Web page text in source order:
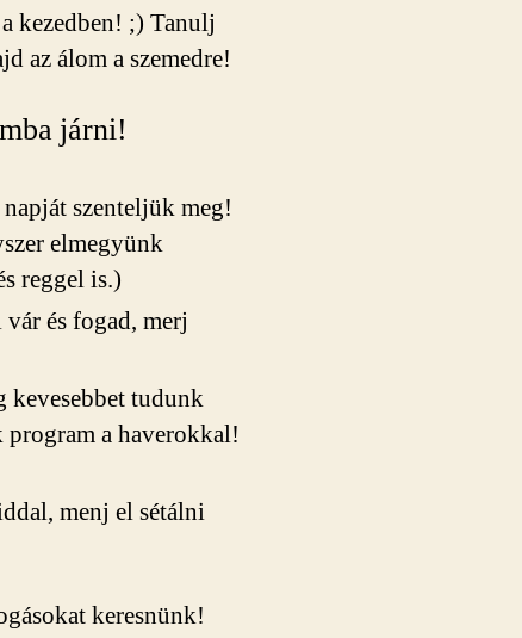
kezedben! ;) Tanulj
az álom a szemedre!
járni!
szenteljük meg!
elmegyünk
reggel is.)
és fogad, merj
kevesebbet tudunk
program a haverokkal!
menj el sétálni
keresnünk!